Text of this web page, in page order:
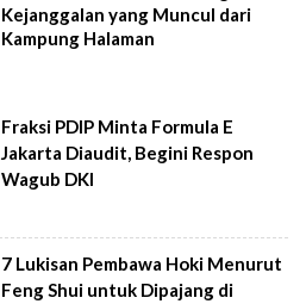
Kejanggalan yang Muncul dari
Kampung Halaman
Fraksi PDIP Minta Formula E
Jakarta Diaudit, Begini Respon
Wagub DKI
7 Lukisan Pembawa Hoki Menurut
Feng Shui untuk Dipajang di